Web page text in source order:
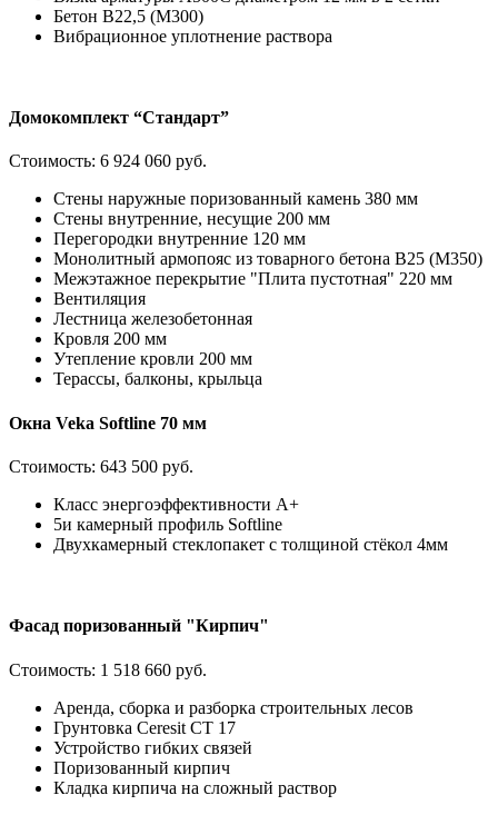
Бетон В22,5 (М300)
Вибрационное уплотнение раствора
Домокомплект “Стандарт”
Стоимость: 6 924 060 руб.
Стены наружные поризованный камень 380 мм
Стены внутренние, несущие 200 мм
Перегородки внутренние 120 мм
Монолитный армопояс из товарного бетона В25 (М350)
Межэтажное перекрытие "Плита пустотная" 220 мм
Вентиляция
Лестница железобетонная
Кровля 200 мм
Утепление кровли 200 мм
Терассы, балконы, крыльца
Окна Veka Softline 70 мм
Стоимость: 643 500 руб.
Класс энергоэффективности А+
5и камерный профиль Softline
Двухкамерный стеклопакет с толщиной стёкол 4мм
Фасад поризованный "Кирпич"
Стоимость: 1 518 660 руб.
Аренда, сборка и разборка строительных лесов
Грунтовка Ceresit CT 17
Устройство гибких связей
Поризованный кирпич
Кладка кирпича на сложный раствор